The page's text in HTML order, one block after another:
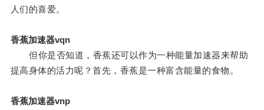
人们的喜爱。
香蕉加速器vqn
但你是否知道，香蕉还可以作为一种能量加速器来帮助
提高身体的活力呢？首先，香蕉是一种富含能量的食物。
香蕉加速器vnp